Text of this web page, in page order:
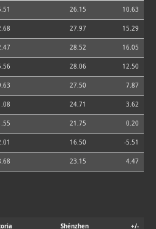
26.15 10.63
27.97 15.29
28.52 16.05
28.06 12.50
27.50 7.87
24.71 3.62
21.75 0.20
16.50 -5.51
23.15 4.47
Shénzhen +/-